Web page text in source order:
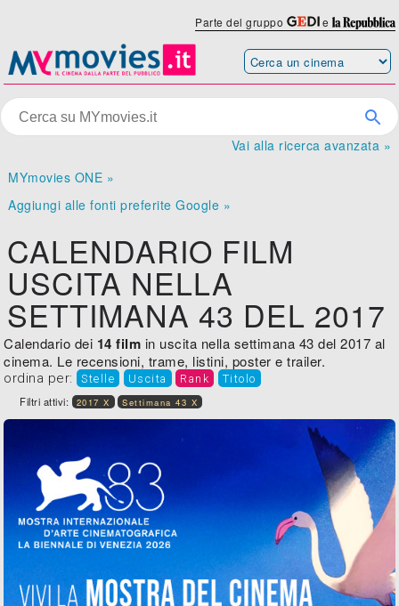
Parte del gruppo e
Vai alla ricerca avanzata »
MYmovies ONE »
Aggiungi alle fonti preferite Google »
CALENDARIO FILM
USCITA NELLA
SETTIMANA 43 DEL 2017
Calendario dei 14 film in uscita nella settimana 43 del 2017 al
cinema. Le recensioni, trame, listini, poster e trailer.
ordina per: Stelle Uscita Rank Titolo
Filtri attivi: 2017 X Settimana 43 X